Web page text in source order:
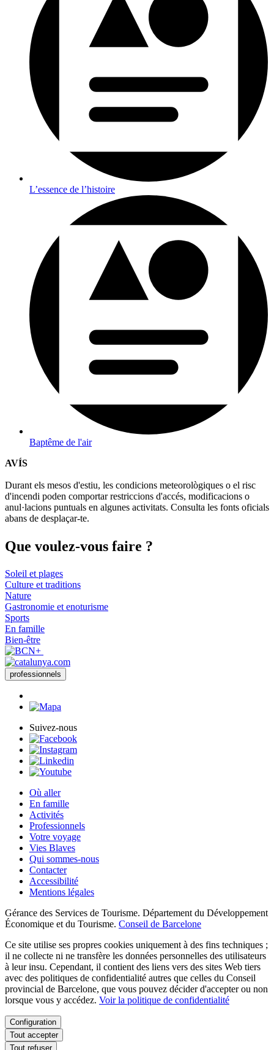
L’essence de l’histoire
Baptême de l'air
AVÍS
Durant els mesos d'estiu, les condicions meteorològiques o el risc
d'incendi poden comportar restriccions d'accés, modificacions o
anul·lacions puntuals en algunes activitats. Consulta les fonts oficials
abans de desplaçar-te.
Que voulez-vous faire ?
Soleil et plages
Culture et traditions
Nature
Gastronomie et enoturisme
Sports
En famille
Bien-être
professionnels
Suivez-nous
Où aller
En famille
Activités
Professionnels
Votre voyage
Vies Blaves
Qui sommes-nous
Contacter
Accessibilité
Mentions légales
Gérance des Services de Tourisme. Département du Développement
Économique et du Tourisme. Conseil de Barcelone
Ce site utilise ses propres cookies uniquement à des fins techniques ;
il ne collecte ni ne transfère les données personnelles des utilisateurs
à leur insu. Cependant, il contient des liens vers des sites Web tiers
avec des politiques de confidentialité autres que celles du Conseil
provincial de Barcelone, que vous pouvez décider d'accepter ou non
lorsque vous y accédez. Voir la politique de confidentialité
Configuration
Tout accepter
Tout refuser